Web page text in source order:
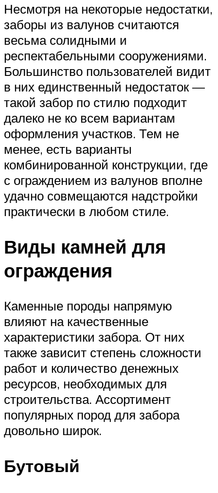
Несмотря на некоторые недостатки,
заборы из валунов считаются
весьма солидными и
респектабельными сооружениями.
Большинство пользователей видит
в них единственный недостаток —
такой забор по стилю подходит
далеко не ко всем вариантам
оформления участков. Тем не
менее, есть варианты
комбинированной конструкции, где
с ограждением из валунов вполне
удачно совмещаются надстройки
практически в любом стиле.
Виды камней для
ограждения
Каменные породы напрямую
влияют на качественные
характеристики забора. От них
также зависит степень сложности
работ и количество денежных
ресурсов, необходимых для
строительства. Ассортимент
популярных пород для забора
довольно широк.
Бутовый